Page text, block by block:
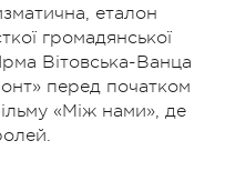
еталон
громадянської
Вітовська-Ванца
перед початком
«Між нами», де